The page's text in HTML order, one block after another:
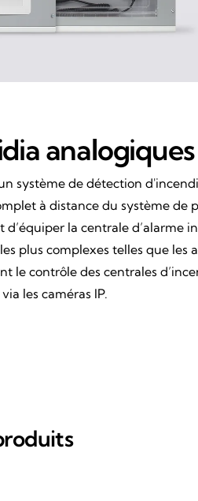
système de détection
à distance du système de
la centrale d’alarme
plus complexes telles que les
le contrôle des centrales
les caméras IP.